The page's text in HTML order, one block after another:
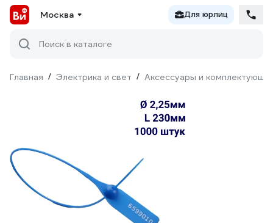
Москва Для юрлиц
Поиск в каталоге
Главная / Электрика и свет / Аксессуары и